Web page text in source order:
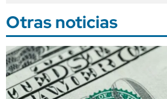
Otras noticias